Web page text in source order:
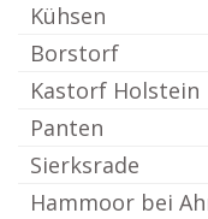
Kühsen
Borstorf
Kastorf Holstein
Panten
Sierksrade
Hammoor bei